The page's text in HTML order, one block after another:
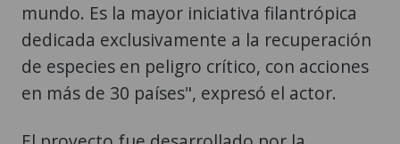
mundo. Es la mayor iniciativa filantrópica
dedicada exclusivamente a la recuperación
de especies en peligro crítico, con acciones
en más de 30 países", expresó el actor.